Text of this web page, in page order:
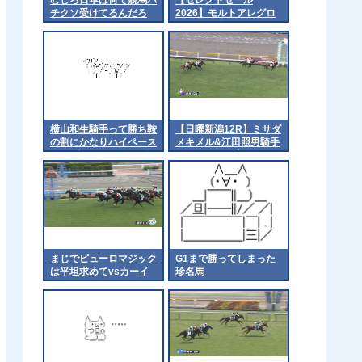
チクソ受けてるんだろ
2026】モルトアレグロ
の2025（父シニスター
ミニスター）1億5千万
円で落札 他
横山和生騎手って勝ち鞍
の割にかなりハイペース
でG1勝っとるよな 他
【日曜新潟12R】ミサダ
メキメル&江田照男騎手
がｷﾀ━━━━(ﾟ
∀ﾟ)━━━━!!
まじでピューロマジック
は平坦求めてvsカーイ
ンライジングをやれ
G1まで勝ってしまった
珍名馬